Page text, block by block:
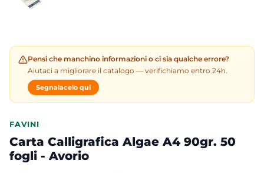
Pensi che manchino informazioni o ci sia qualche errore?
Aiutaci a migliorare il catalogo — verifichiamo entro 24h.
Segnalacelo qui
FAVINI
Carta Calligrafica Algae A4 90gr. 50
fogli - Avorio